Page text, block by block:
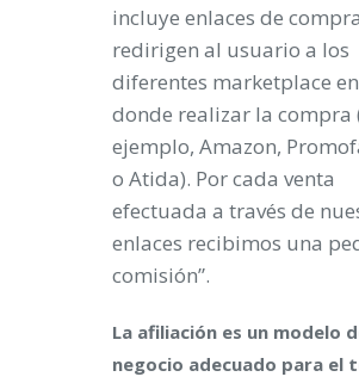
incluye enlaces de
redirigen al usuario a los
diferentes marketplace en
donde realizar la compra
ejemplo, Amazon,
o Atida). Por cada venta
efectuada a través de
enlaces recibimos una
comisión”.
La afiliación es un modelo
negocio adecuado para el